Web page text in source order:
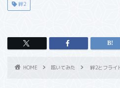
絆2
HOME 呟いてみた 絆2とフライ